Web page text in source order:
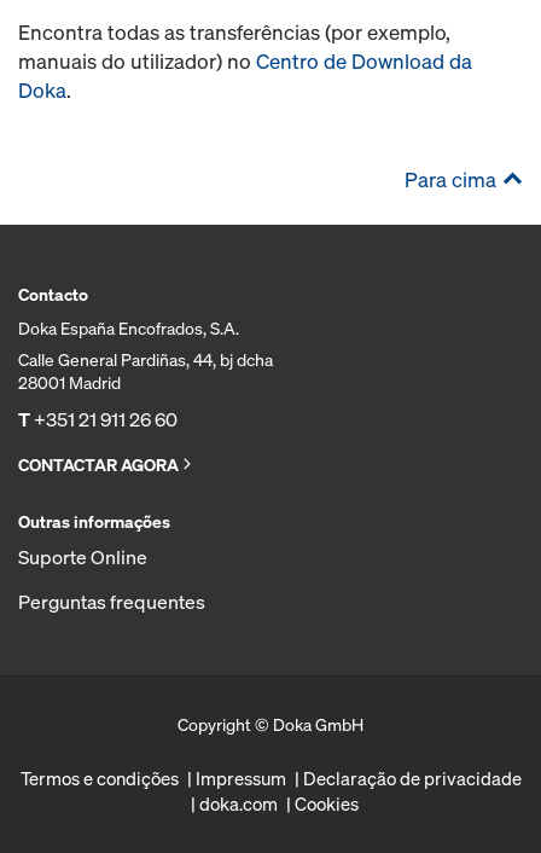
Encontra todas as transferências (por exemplo,
manuais do utilizador) no Centro de Download da
Doka.
Para cima
Contacto
Doka España Encofrados, S.A.
Calle General Pardiñas, 44, bj dcha
28001 Madrid
T+351 21 911 26 60
CONTACTAR AGORA
Outras informações
Suporte Online
Perguntas frequentes
Copyright © Doka GmbH
Termos e condições Impressum
Declaração de privacidade
doka.com
Cookies